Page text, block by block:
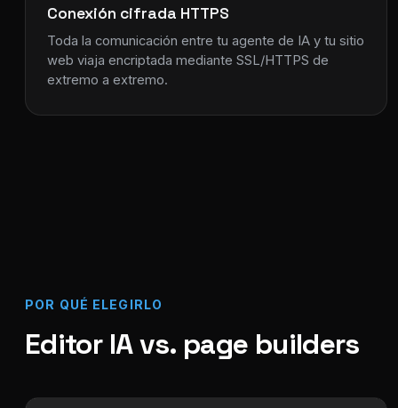
Conexión cifrada HTTPS
Toda la comunicación entre tu agente de IA y tu sitio
web viaja encriptada mediante SSL/HTTPS de
extremo a extremo.
POR QUÉ ELEGIRLO
Editor IA vs. page builders